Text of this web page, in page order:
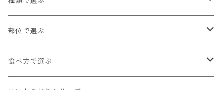
国産牛（乳用種）
四季彩牛（国産交雑種）
部位で選ぶ
ロース
食べ方で選ぶ